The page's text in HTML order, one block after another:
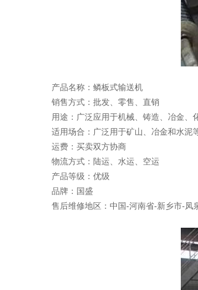
产品名称：鳞板式输送机
销售方式：批发、零售、直销
用途：广泛应用于机械、铸造、冶金、
适用场合：广泛用于矿山、冶金和水泥
运费：买卖双方协商
物流方式：陆运、水运、空运
产品等级：优级
品牌：国盛
售后维修地区：中国-河南省-新乡市-凤